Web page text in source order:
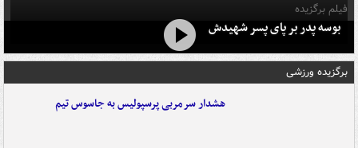
فیلم برگزیده
بوسه‌ پدر بر پای پسر شهیدش
برگزیده ورزشی
هشدار سرمربی پرسپولیس به جاسوس تیم